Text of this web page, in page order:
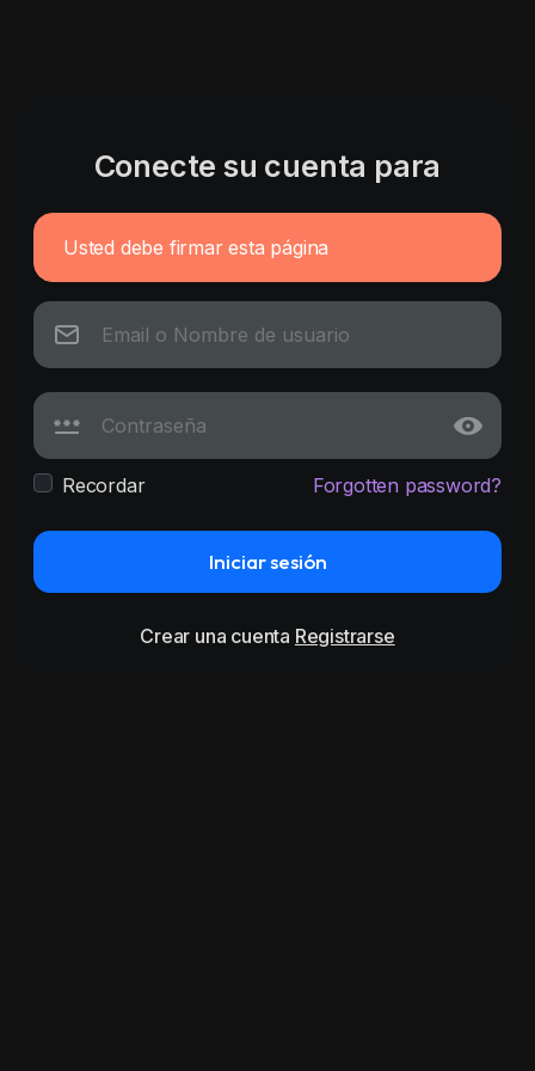
Conecte su cuenta para
Usted debe firmar esta página
Recordar Forgotten password?
Iniciar sesión
Crear una cuenta Registrarse